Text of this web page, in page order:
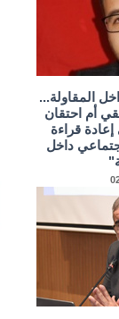
المقاولة...
أم احتقان
قراءة
داخل